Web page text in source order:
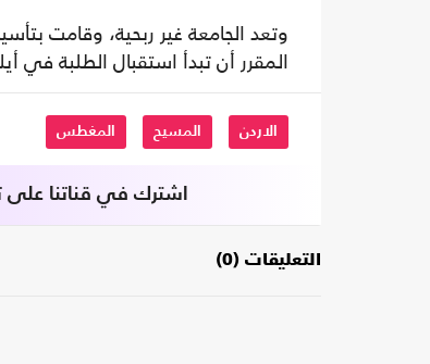
المقرر أن تبدأ استقبال الطلبة في
الاردن المسيح المغطس
اشترك في قناتنا على
التعليقات (0)